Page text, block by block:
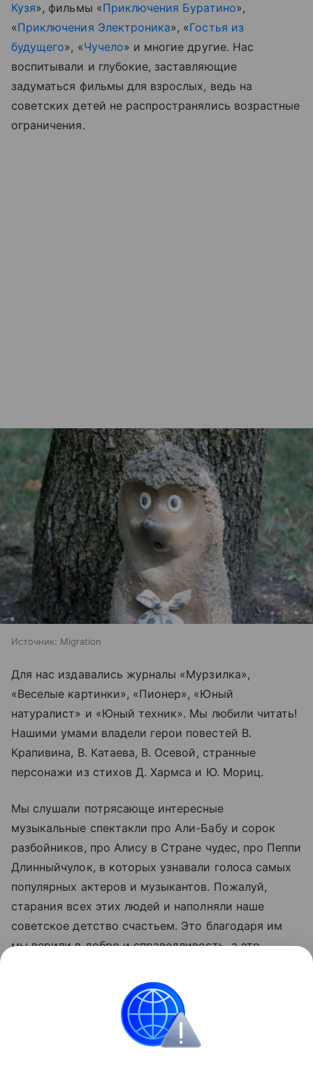
Кузя», фильмы «Приключения Буратино»,
«Приключения Электроника», «Гостья из
будущего», «Чучело» и многие другие. Нас
воспитывали и глубокие, заставляющие
задуматься фильмы для взрослых, ведь на
советских детей не распространялись возрастные
ограничения.
Источник: Migration
Для нас издавались журналы «Мурзилка»,
«Веселые картинки», «Пионер», «Юный
натуралист» и «Юный техник». Мы любили читать!
Нашими умами владели герои повестей В.
Крапивина, В. Катаева, В. Осевой, странные
персонажи из стихов Д. Хармса и Ю. Мориц.
Мы слушали потрясающе интересные
музыкальные спектакли про Али-Бабу и сорок
разбойников, про Алису в Стране чудес, про Пеппи
Длинныйчулок, в которых узнавали голоса самых
популярных актеров и музыкантов. Пожалуй,
старания всех этих людей и наполняли наше
советское детство счастьем. Это благодаря им
мы верили в добро и справедливость, а это
Также читайте о том, как воспитывались
.